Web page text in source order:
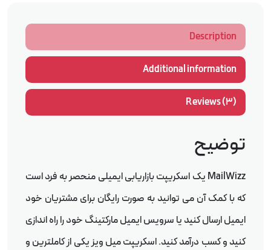
Description
Additional information
Reviews (3)
توضیح
MailWizz یک اسکریپت بازاریابی ایمیلی منحصر به فرد است
که با کمک آن می توانید به صورت رایگان برای مشتریان خود
ایمیل ارسال کنید یا سرویس ایمیل مارکتینگ خود را راه اندازی
کنید و کسب درآمد کنید. اسکریپت میل ویز یکی از کاملترین و